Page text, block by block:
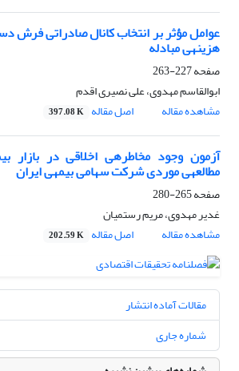
عوامل مؤثر بر انتخاب کانال صادراتی فرش
هزینه‎ی مبادله
صفحه227-263
ابوالقاسم مهدوی، علی نصیری اقدم
مشاهده مقاله
اصل مقاله 397.08 K
مطالعه‎ی موردی شرکت سهامی بیمه‎ی ایران
صفحه265-280
غدیر مهدوی، مریم رستمیان
مشاهده مقاله
اصل مقاله 202.59 K
مقالات آماده انتشار
شماره جاری